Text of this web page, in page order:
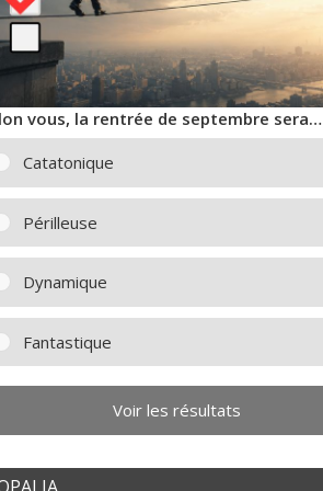
vous, la rentrée de septembre sera…
Catatonique
Périlleuse
Dynamique
Fantastique
Voir les résultats